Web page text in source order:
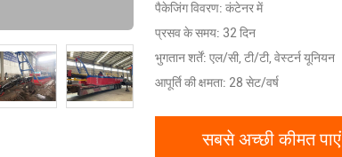
पैकेजिंग विवरण: कंटेनर में
प्रसव के समय: 32 दिन
भुगतान शर्तें: एल/सी, टी/टी, वेस्टर्न यूनियन
आपूर्ति की क्षमता: 28 सेट/वर्ष
सबसे अच्छी कीमत पाएं